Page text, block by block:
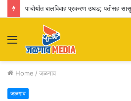
Menu
Home / जळगाव
जळगाव